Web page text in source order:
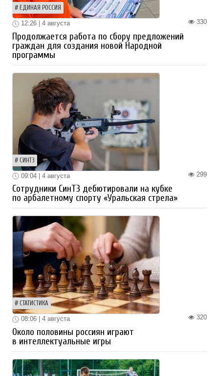
ЕДИНАЯ РОССИЯ
330
12:26 | 4 августа
Продолжается работа по сбору предложений
граждан для создания новой Народной
программы
СИНТЗ
299
09:04 | 4 августа
Сотрудники СинТЗ дебютировали на кубке
по арбалетному спорту «Уральская стрела»
СТАТИСТИКА
320
08:06 | 4 августа
Около половины россиян играют
в интеллектуальные игры